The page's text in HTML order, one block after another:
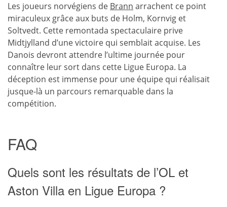
Les joueurs norvégiens de Brann arrachent ce point
miraculeux grâce aux buts de Holm, Kornvig et
Soltvedt. Cette remontada spectaculaire prive
Midtjylland d’une victoire qui semblait acquise. Les
Danois devront attendre l’ultime journée pour
connaître leur sort dans cette Ligue Europa. La
déception est immense pour une équipe qui réalisait
jusque-là un parcours remarquable dans la
compétition.
FAQ
Quels sont les résultats de l’OL et
Aston Villa en Ligue Europa ?